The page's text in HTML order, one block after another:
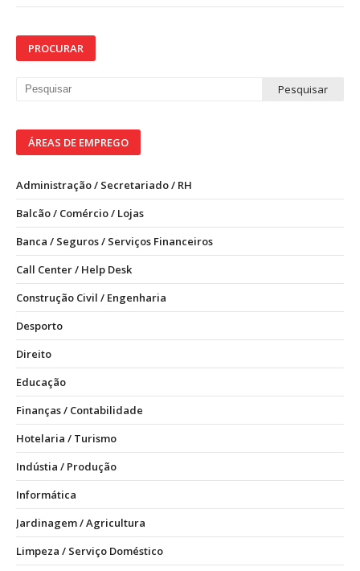
PROCURAR
ÁREAS DE EMPREGO
Administração / Secretariado / RH
Balcão / Comércio / Lojas
Banca / Seguros / Serviços Financeiros
Call Center / Help Desk
Construção Civil / Engenharia
Desporto
Direito
Educação
Finanças / Contabilidade
Hotelaria / Turismo
Indústia / Produção
Informática
Jardinagem / Agricultura
Limpeza / Serviço Doméstico